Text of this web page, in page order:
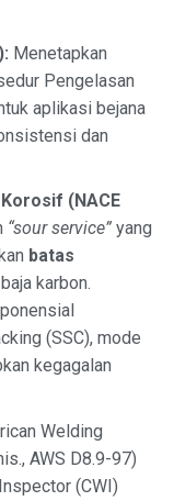
Menetapkan
Pengelasan
aplikasi bejana
dan
(NACE
“sour service” yang
batas
karbon.
(SSC), mode
kegagalan
Welding
AWS D8.9-97)
(CWI)